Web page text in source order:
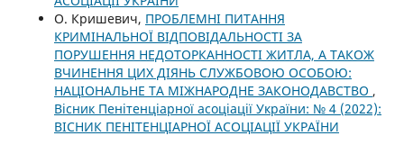
О. Кришевич, ПРОБЛЕМНІ ПИТАННЯ
КРИМІНАЛЬНОЇ ВІДПОВІДАЛЬНОСТІ ЗА
ПОРУШЕННЯ НЕДОТОРКАННОСТІ ЖИТЛА, А ТАКОЖ
ВЧИНЕННЯ ЦИХ ДІЯНЬ СЛУЖБОВОЮ ОСОБОЮ:
НАЦІОНАЛЬНЕ ТА МІЖНАРОДНЕ ЗАКОНОДАВСТВО ,
Вісник Пенітенціарної асоціації України: № 4 (2022):
ВІСНИК ПЕНІТЕНЦІАРНОЇ АСОЦІАЦІЇ УКРАЇНИ